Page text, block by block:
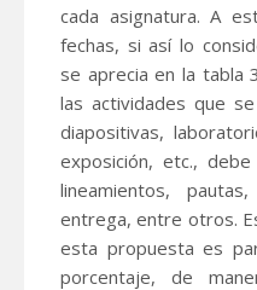
cada asignatura. A
fechas, si así lo
se aprecia en la tabla
las actividades que
diapositivas,
exposición, etc.,
lineamientos,
entrega, entre otros.
esta propuesta es
porcentaje, de